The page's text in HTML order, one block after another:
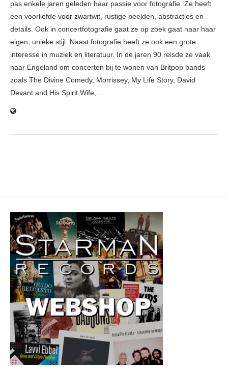
pas enkele jaren geleden haar passie voor fotografie. Ze heeft
een voorliefde voor zwartwit, rustige beelden, abstracties en
details. Ook in concertfotografie gaat ze op zoek gaat naar haar
eigen, unieke stijl. Naast fotografie heeft ze ook een grote
interesse in muziek en literatuur. In de jaren 90 reisde ze vaak
naar Engeland om concerten bij te wonen van Britpop bands
zoals The Divine Comedy, Morrissey, My Life Story, David
Devant and His Spirit Wife,....